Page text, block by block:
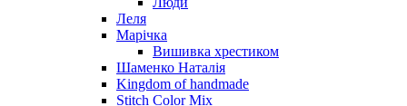
Леля
Марічка
Вишивка хрестиком
Шаменко Наталія
Kingdom of handmade
Stitch Color Mix